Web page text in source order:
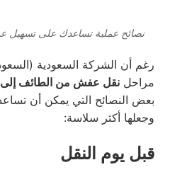
نصائح عملية تساعدك على تسهيل
رغم أن الشركة السعودية
مراحلنقل عفش من الطائف إلى
بعض النصائح التي يمكن أن
وجعلها أكثر سلاسة:
قبل يوم النقل